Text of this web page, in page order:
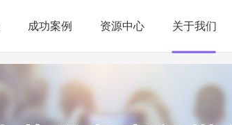
成功案例 资源中心 关于我们